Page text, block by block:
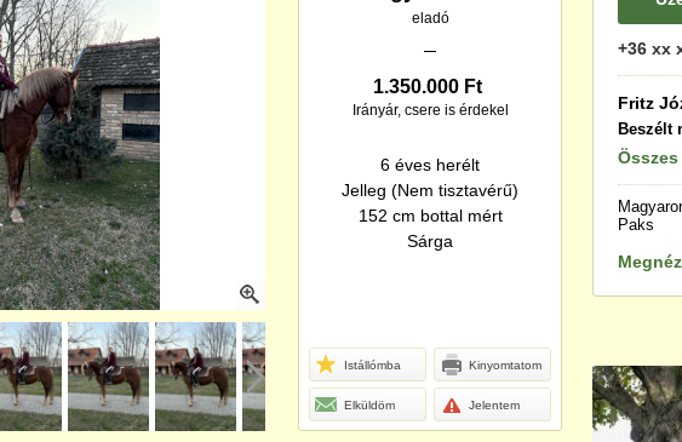
eladó
1.350.000 Ft
Irányár, csere is érdekel
6 éves herélt
Jelleg (Nem tisztavérű)
152 cm bottal mért
Sárga
Istállómba Kinyomtatom
Elküldöm Jelentem
+36 xx
Fritz
Beszélt
Paks